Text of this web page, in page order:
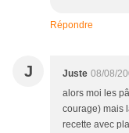
Répondre
J Juste 08/08/
alors moi les
courage) mais
recette avec